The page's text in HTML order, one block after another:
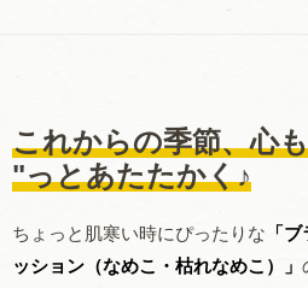
これからの季節、心
"っとあたたかく♪
ちょっと肌寒い時にぴったりな 「
ッション（なめこ・枯れなめこ）」